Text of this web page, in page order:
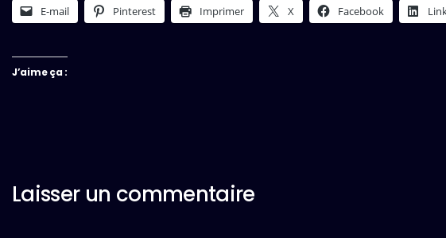
E-mail Pinterest Imprimer X Facebook
J’aime ça :
Laisser un commentaire